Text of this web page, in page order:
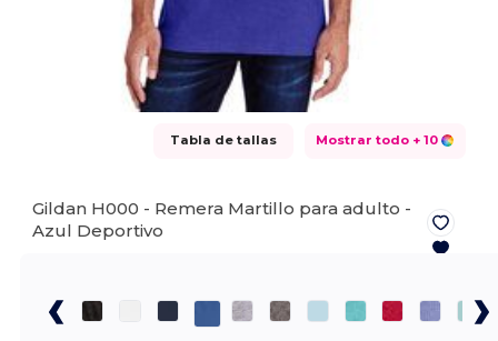
Tabla de tallas Mostrar todo + 10
Gildan H000 - Remera Martillo para adulto -
Azul Deportivo